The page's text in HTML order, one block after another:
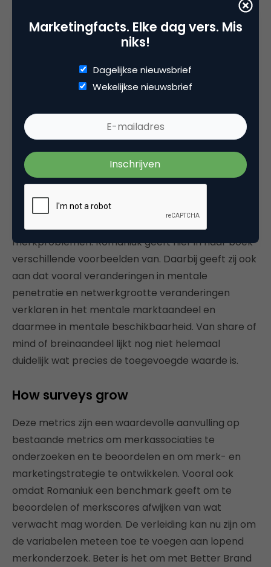
Het uitsplitsen van deze metrics naar kopers en
niet-kopers geeft ook goede inzichten in mogelijke
merkproblemen. Romaniuk geeft hier in haar boek
verschillende voorbeelden van. Daarbij geeft zij ook
aan dat vooral veranderingen in mentale
penetratie en netwerkgrootte veranderingen
verklaren in het mentale marktaandeel en
daarmee in mentale beschikbaarheid. Van share of
mind of breinaandeel lijkt nog niet helemaal
duidelijk wat precies de toegevoegde waarde is.
How surveys grow
Deze metrics zijn een waardevolle aanvulling op
bestaande metrics om merkassociaties te
onderzoeken en te beoordelen en om merk- en
marketingstrategie te ontwikkelen. Vooral ook
omdat Romaniuk een benchmark geeft om te
beoordelen of merkscores afwijken van wat
verwacht mag worden. De verleiding kan nu zijn om
de variabelen meteen toe te voegen aan lopend
merkonderzoek. Beter is het om met Better Brand
Marketingfacts. Elke dag vers. Mis
niks!
Dagelijkse nieuwsbrief
Wekelijkse nieuwsbrief